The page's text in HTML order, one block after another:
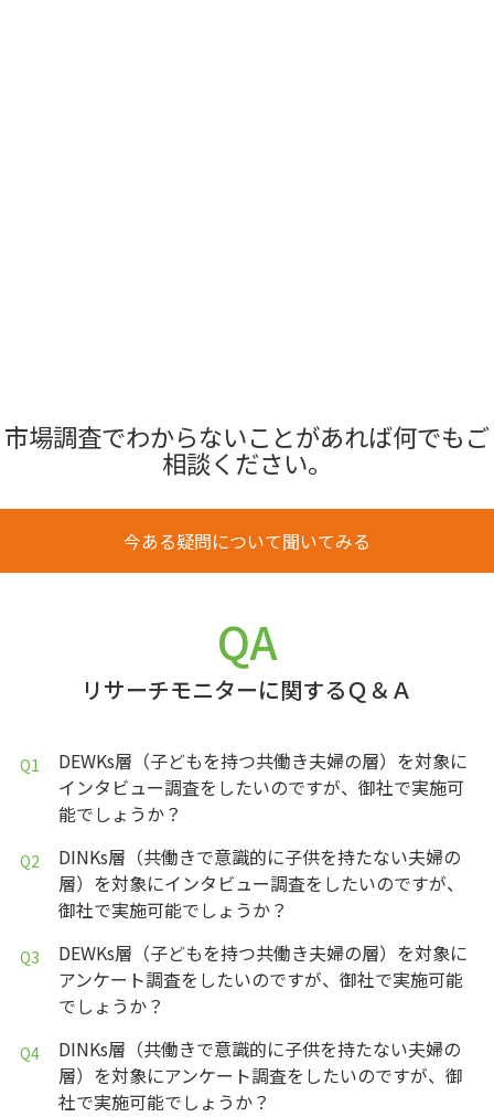
市場調査でわからないことがあれば何でもご
相談ください。
今ある疑問について聞いてみる
QA
リサーチモニターに関するＱ＆Ａ
DEWKs層（子どもを持つ共働き夫婦の層）を対象に
インタビュー調査をしたいのですが、御社で実施可
能でしょうか？
DINKs層（共働きで意識的に子供を持たない夫婦の
層）を対象にインタビュー調査をしたいのですが、
御社で実施可能でしょうか？
DEWKs層（子どもを持つ共働き夫婦の層）を対象に
アンケート調査をしたいのですが、御社で実施可能
でしょうか？
DINKs層（共働きで意識的に子供を持たない夫婦の
層）を対象にアンケート調査をしたいのですが、御
社で実施可能でしょうか？